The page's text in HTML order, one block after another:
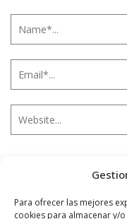
Para ofrecer las mejores
cookies para almacenar y/
Notificarme vía correo